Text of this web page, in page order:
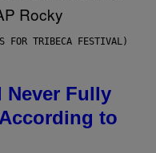
FOR TRIBECA FESTIVAL)
Never Fully
to